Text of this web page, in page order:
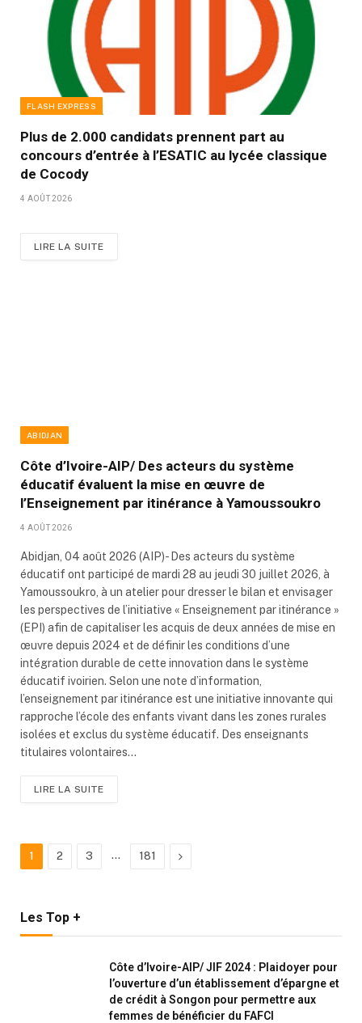
FLASH EXPRESS
Plus de 2.000 candidats prennent part au
concours d’entrée à l’ESATIC au lycée classique
de Cocody
4 AOÛT 2026
LIRE LA SUITE
ABIDJAN
Côte d’Ivoire-AIP/ Des acteurs du système
éducatif évaluent la mise en œuvre de
l’Enseignement par itinérance à Yamoussoukro
4 AOÛT 2026
Abidjan, 04 août 2026 (AIP)- Des acteurs du système
éducatif ont participé de mardi 28 au jeudi 30 juillet 2026, à
Yamoussoukro, à un atelier pour dresser le bilan et envisager
les perspectives de l’initiative « Enseignement par itinérance »
(EPI) afin de capitaliser les acquis de deux années de mise en
œuvre depuis 2024 et de définir les conditions d’une
intégration durable de cette innovation dans le système
éducatif ivoirien. Selon une note d’information,
l’enseignement par itinérance est une initiative innovante qui
rapproche l’école des enfants vivant dans les zones rurales
isolées et exclus du système éducatif. Des enseignants
titulaires volontaires…
LIRE LA SUITE
1 2 3 … 181 Next
Les Top +
Côte d’Ivoire-AIP/ JIF 2024 : Plaidoyer pour
l’ouverture d’un établissement d’épargne et
de crédit à Songon pour permettre aux
femmes de bénéficier du FAFCI